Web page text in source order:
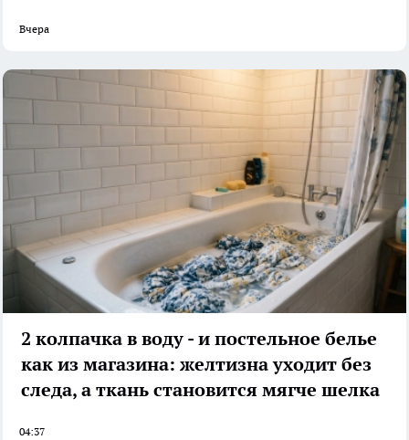
Вчера
2 колпачка в воду - и постельное белье
как из магазина: желтизна уходит без
следа, а ткань становится мягче шелка
04:37